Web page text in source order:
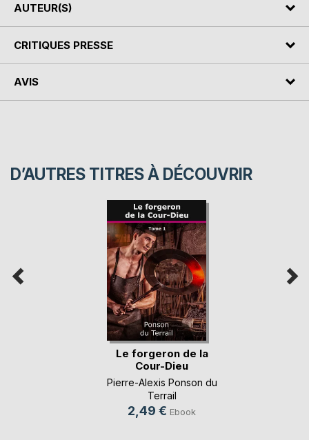
AUTEUR(S)
CRITIQUES PRESSE
AVIS
D’AUTRES TITRES À DÉCOUVRIR
Le forgeron de la
Cour-Dieu
Pierre-Alexis Ponson du
Terrail
2,49 € Ebook